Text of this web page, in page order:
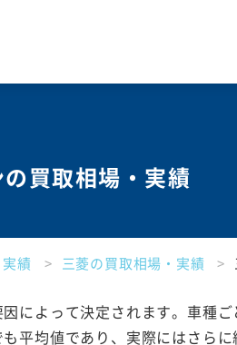
買取相場・実績
績 三菱の買取相場・実績
によって決定されます。車種
平均値であり、実際にはさら